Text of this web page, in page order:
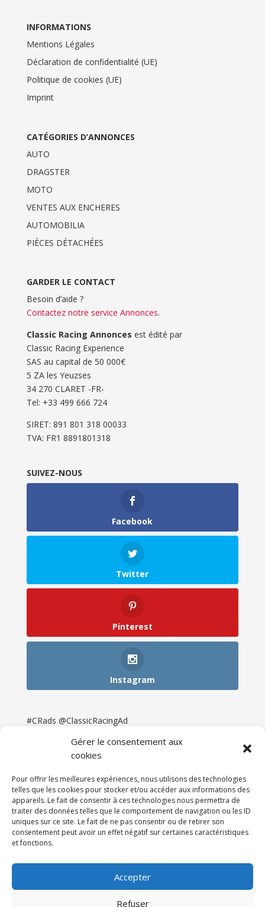
Gérer le consentement aux
cookies
Pour offrir les meilleures expériences, nous utilisons des technologies
telles que les cookies pour stocker et/ou accéder aux informations des
appareils. Le fait de consentir à ces technologies nous permettra de
traiter des données telles que le comportement de navigation ou les ID
uniques sur ce site. Le fait de ne pas consentir ou de retirer son
consentement peut avoir un effet négatif sur certaines caractéristiques
et fonctions.
Accepter
Refuser
INFORMATIONS
Mentions Légales
Déclaration de confidentialité (UE)
Politique de cookies (UE)
Imprint
CATÉGORIES D’ANNONCES
AUTO
DRAGSTER
MOTO
VENTES AUX ENCHERES
AUTOMOBILIA
PIÈCES DÉTACHÉES
GARDER LE CONTACT
Besoin d’aide ?
Contactez notre service Annonces.
Classic Racing Annonces est édité par
Classic Racing Experience
SAS au capital de 50 000€
5 ZA les Yeuzses
34 270 CLARET -FR-
Tel: ‭+33 499 666 724‬
SIRET: 891 801 318 00033
TVA: FR1 8891801318
SUIVEZ-NOUS
Facebook
Twitter
Pinterest
Instagram
#CRads @ClassicRacingAd
Newsletter & Presse
Partenaires
Tarifs
Espace Client